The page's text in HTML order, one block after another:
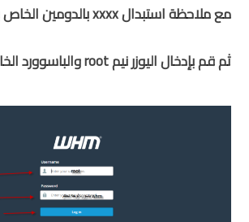
مع ملاحظة استبدال xxxx بالدومين الخاص بك
ثم قم بإدخال اليوزر نيم root والباسوورد الخاصة بك